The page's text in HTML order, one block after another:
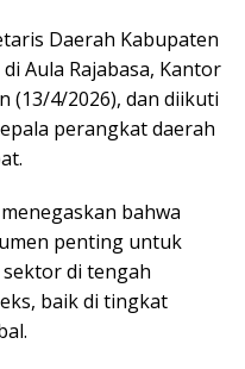
Daerah Kabupaten
Aula Rajabasa, Kantor
(13/4/2026), dan diikuti
perangkat daerah
bahwa
penting untuk
di tengah
baik di tingkat